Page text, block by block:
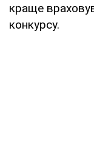
краще
конкурсу.